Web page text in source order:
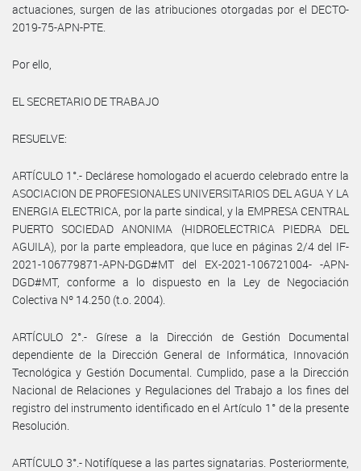
actuaciones, surgen de las atribuciones otorgadas por el DECTO-
2019-75-APN-PTE.
Por ello,
EL SECRETARIO DE TRABAJO
RESUELVE:
ARTÍCULO 1°.- Declárese homologado el acuerdo celebrado entre la
ASOCIACION DE PROFESIONALES UNIVERSITARIOS DEL AGUA Y LA
ENERGIA ELECTRICA, por la parte sindical, y la EMPRESA CENTRAL
PUERTO SOCIEDAD ANONIMA (HIDROELECTRICA PIEDRA DEL
AGUILA), por la parte empleadora, que luce en páginas 2/4 del IF-
2021-106779871-APN-DGD#MT del EX-2021-106721004- -APN-
DGD#MT, conforme a lo dispuesto en la Ley de Negociación
Colectiva Nº 14.250 (t.o. 2004).
ARTÍCULO 2°.- Gírese a la Dirección de Gestión Documental
dependiente de la Dirección General de Informática, Innovación
Tecnológica y Gestión Documental. Cumplido, pase a la Dirección
Nacional de Relaciones y Regulaciones del Trabajo a los fines del
registro del instrumento identificado en el Artículo 1° de la presente
Resolución.
ARTÍCULO 3°.- Notifíquese a las partes signatarias. Posteriormente,